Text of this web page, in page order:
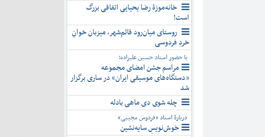
خانه‌موزۀ رضا یحیایی اتفاقی بزرگ
است!
روستای میان‌رود قائم‌شهر، میزبان خوانِ
خردِ فردوسی
با حضور استاد حسین علیزاده؛
مراسم جشن امضای مجموعه
«دستگاه‌های موسیقی ایران» در ساری برگزار
شد
چله شوی دی ماهی بادله
دربارۀ استاد «فردوس مجیبی»
خوش‌نویسِ سایه‌نشین